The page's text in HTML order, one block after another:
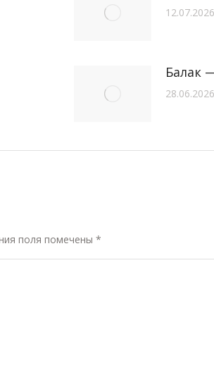
12.07.2026
Балак
28.06.2026
поля помечены *